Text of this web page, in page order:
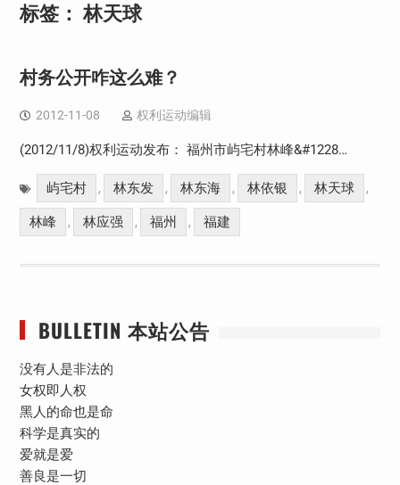
标签：林天球
村务公开咋这么难？
2012-11-08 权利运动编辑
(2012/11/8)权利运动发布： 福州市屿宅村林峰&#1228…
屿宅村 , 林东发 , 林东海 , 林依银 , 林天球 ,
林峰 , 林应强 , 福州 , 福建
BULLETIN 本站公告
没有人是非法的
女权即人权
黑人的命也是命
科学是真实的
爱就是爱
善良是一切